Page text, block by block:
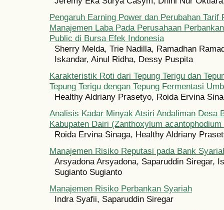
Pengaruh Earning Power dan Perubahan Tarif
Manajemen Laba Pada Perusahaan
Public di Bursa Efek Indonesia
Sherry Melda, Trie Nadilla, Ramadhan
Iskandar, Ainul Ridha, Dessy Puspita
Karakteristik Roti dari Tepung Terigu dan
Tepung Terigu dengan Tepung Fermentasi
Healthy Aldriany Prasetyo, Roida Ervina
Analisis Kadar Minyak Atsiri Andaliman Desa
Kabupaten Dairi (Zanthoxylum acantophodium
Roida Ervina Sinaga, Healthy Aldriany
Manajemen Risiko Reputasi pada Bank
Arsyadona Arsyadona, Saparuddin Siregar,
Sugianto Sugianto
Manajemen Risiko Perbankan Syariah
Indra Syafii, Saparuddin Siregar